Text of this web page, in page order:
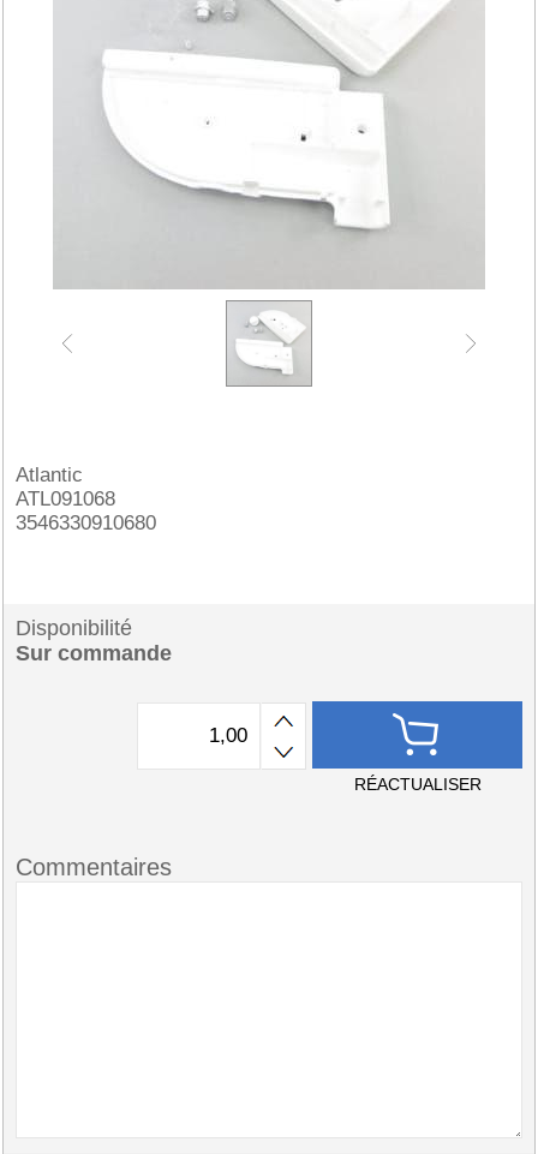
Atlantic
ATL091068
3546330910680
Disponibilité
Sur commande
RÉACTUALISER
Commentaires